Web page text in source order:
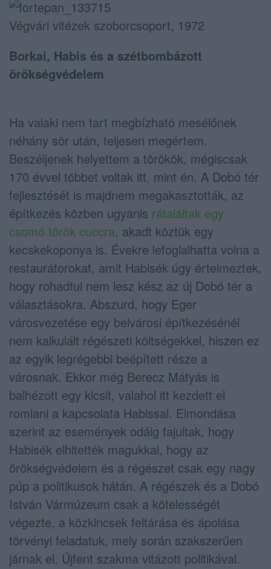
Végvári vitézek szoborcsoport, 1972
Borkai, Habis és a szétbombázott
örökségvédelem
Ha valaki nem tart megbízható mesélőnek
néhány sör után, teljesen megértem.
Beszéljenek helyettem a törökök, mégiscsak
170 évvel többet voltak itt, mint én. A Dobó tér
fejlesztését is majdnem megakasztották, az
építkezés közben ugyanis rátaláltak egy
csomó török cuccra, akadt köztük egy
kecskekoponya is. Évekre lefoglalhatta volna a
restaurátorokat, amit Habisék úgy értelmeztek,
hogy rohadtul nem lesz kész az új Dobó tér a
választásokra. Abszurd, hogy Eger
városvezetése egy belvárosi építkezésénél
nem kalkulált régészeti költségekkel, hiszen ez
az egyik legrégebbi beépített része a
városnak. Ekkor még Berecz Mátyás is
balhézott egy kicsit, valahol itt kezdett el
romlani a kapcsolata Habissal. Elmondása
szerint az események odáig fajultak, hogy
Habisék elhitették magukkal, hogy az
örökségvédelem és a régészet csak egy nagy
púp a politikusok hátán. A régészek és a Dobó
István Vármúzeum csak a kötelességét
végezte, a közkincsek feltárása és ápolása
törvényi feladatuk, mely során szakszerűen
járnak el. Újfent szakma vitázott politikával.